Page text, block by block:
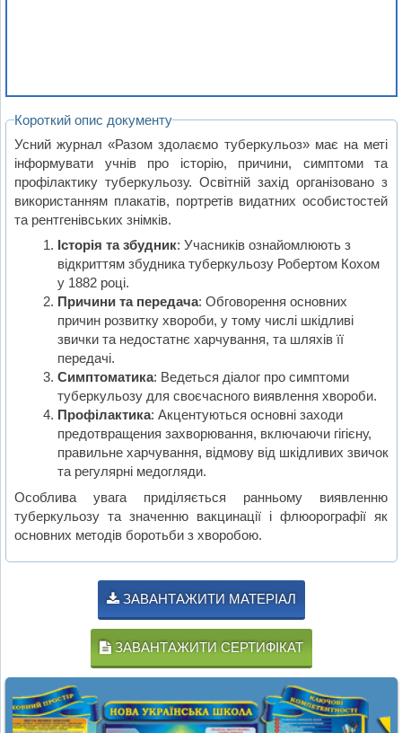
Короткий опис документу
Усний журнал «Разом здолаємо туберкульоз» має на меті
інформувати учнів про історію, причини, симптоми та
профілактику туберкульозу. Освітній захід організовано з
використанням плакатів, портретів видатних особистостей
та рентгенівських знімків.
Історія та збудник: Учасників ознайомлюють з
відкриттям збудника туберкульозу Робертом Кохом
у 1882 році.
Причини та передача: Обговорення основних
причин розвитку хвороби, у тому числі шкідливі
звички та недостатнє харчування, та шляхів її
передачі.
Симптоматика: Ведеться діалог про симптоми
туберкульозу для своєчасного виявлення хвороби.
Профілактика: Акцентуються основні заходи
предотвращения захворювання, включаючи гігієну,
правильне харчування, відмову від шкідливих звичок
та регулярні медогляди.
Особлива увага приділяється ранньому виявленню
туберкульозу та значенню вакцинації і флюорографії як
основних методів боротьби з хворобою.
ЗАВАНТАЖИТИ МАТЕРІАЛ
ЗАВАНТАЖИТИ СЕРТИФІКАТ